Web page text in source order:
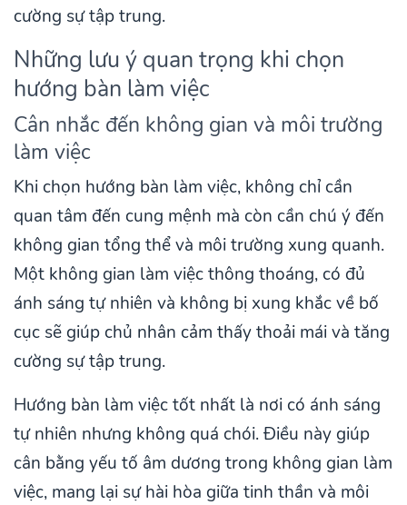
cường sự tập trung.
Những lưu ý quan trọng khi chọn
hướng bàn làm việc
Cân nhắc đến không gian và môi trường
làm việc
Khi chọn hướng bàn làm việc, không chỉ cần
quan tâm đến cung mệnh mà còn cần chú ý đến
không gian tổng thể và môi trường xung quanh.
Một không gian làm việc thông thoáng, có đủ
ánh sáng tự nhiên và không bị xung khắc về bố
cục sẽ giúp chủ nhân cảm thấy thoải mái và tăng
cường sự tập trung.
Hướng bàn làm việc tốt nhất là nơi có ánh sáng
tự nhiên nhưng không quá chói. Điều này giúp
cân bằng yếu tố âm dương trong không gian làm
việc, mang lại sự hài hòa giữa tinh thần và môi